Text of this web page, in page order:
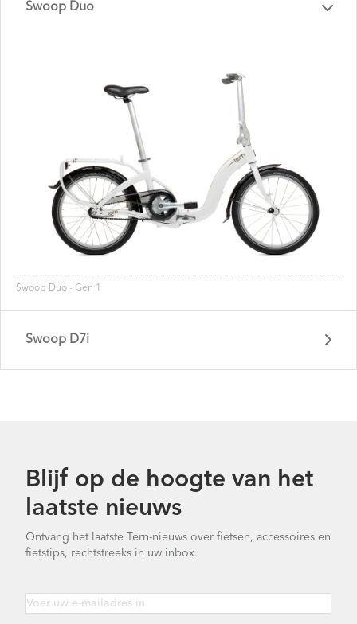
Swoop Duo
Swoop Duo - Gen 1
Swoop D7i
Blijf op de hoogte van het
laatste nieuws
Ontvang het laatste Tern-nieuws over fietsen, accessoires en
fietstips, rechtstreeks in uw inbox.